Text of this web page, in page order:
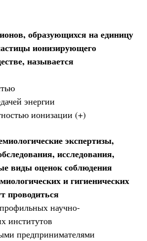
образующихся на единицу
ионизирующего
называется
энергии
ионизации (+)
экспертизы,
исследования,
виды оценок соблюдения
и гигиенических
проводиться
научно-
институтов
предпринимателями